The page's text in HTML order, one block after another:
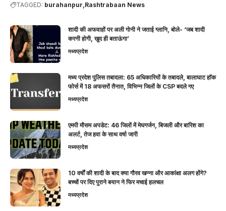
TAGGED: burahanpur Rashtrabaan News
शादी की अफवाहों पर अली गोनी ने जताई ग्लानि, बोले- ‘जब शादी
करनी होगी, खुद ही बताऊंगा’
मध्यप्रदेश
मध्य प्रदेश पुलिस तबादला: 65 अधिकारियों के तबादले, बालाघाट हॉक
फोर्स में 18 अफसरों तैनात, विभिन्न जिलों के CSP बदले गए
मध्यप्रदेश
एमपी मौसम अपडेट: 46 जिलों में मेघगर्जन, बिजली और बारिश का
अलर्ट, तेज हवा के साथ वर्षा जारी
मध्यप्रदेश
10 वर्षों की शादी के बाद क्या गौरव खन्ना और आकांक्षा अलग होंगे?
बच्चों पर दिए पुराने बयान ने फिर मचाई हलचल
मध्यप्रदेश